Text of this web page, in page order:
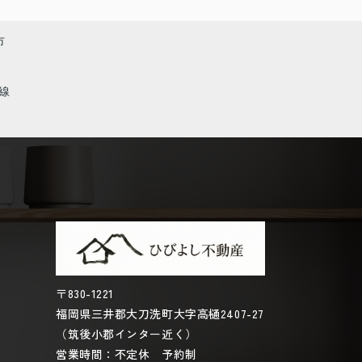
〒830-1221
福岡県三井郡大刀洗町大字高樋2407-27
（筑後小郡インター近く）
営業時間：不定休 予約制